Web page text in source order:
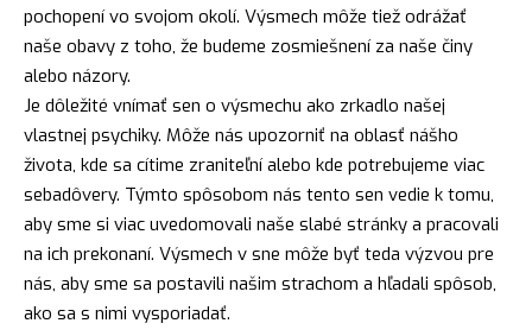
pochopení vo svojom okolí. Výsmech môže tiež odrážať
naše obavy z toho, že budeme zosmiešnení za naše činy
alebo názory.
Je dôležité vnímať sen o výsmechu ako zrkadlo našej
vlastnej psychiky. Môže nás upozorniť na oblasť nášho
života, kde sa cítime zraniteľní alebo kde potrebujeme viac
sebadôvery. Týmto spôsobom nás tento sen vedie k tomu,
aby sme si viac uvedomovali naše slabé stránky a pracovali
na ich prekonaní. Výsmech v sne môže byť teda výzvou pre
nás, aby sme sa postavili našim strachom a hľadali spôsob,
ako sa s nimi vysporiadať.